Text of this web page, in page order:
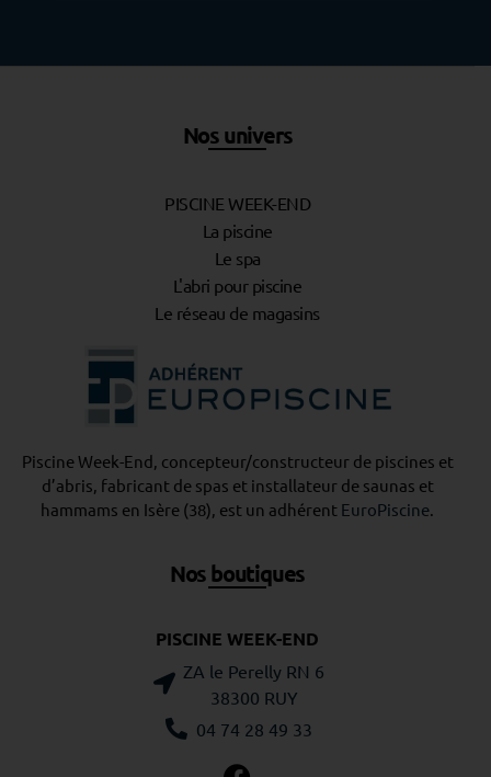
Nos univers
PISCINE WEEK-END
La piscine
Le spa
L'abri pour piscine
Le réseau de magasins
Piscine Week-End, concepteur/constructeur de piscines et
d’abris, fabricant de spas et installateur de saunas et
hammams en Isère (38), est un adhérent EuroPiscine
Nos boutiques
PISCINE WEEK-END
ZA le Perelly RN 6
38300 RUY
04 74 28 49 33